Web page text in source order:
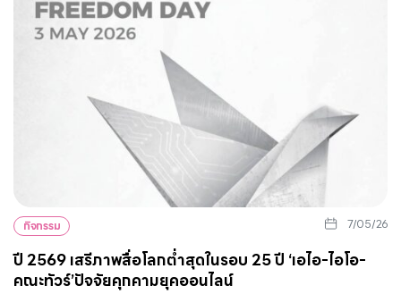
กิจกรรม 7/05/26
ปี 2569 เสรีภาพสื่อโลกต่ำสุดในรอบ 25 ปี ‘เอไอ-ไอโอ-
คณะทัวร์’ปัจจัยคุกคามยุคออนไลน์